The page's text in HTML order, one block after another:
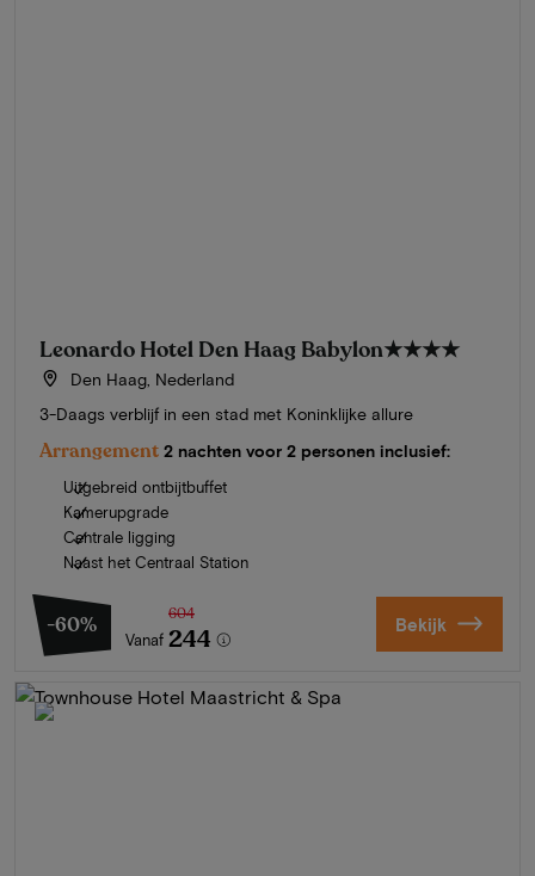
Leonardo Hotel Den Haag Babylon★★★★
Den Haag, Nederland
3-Daags verblijf in een stad met Koninklijke allure
Arrangement 2 nachten voor 2 personen inclusief:
Uitgebreid ontbijtbuffet
Kamerupgrade
Centrale ligging
Naast het Centraal Station
-60%
Vanaf
604
244 Bekijk